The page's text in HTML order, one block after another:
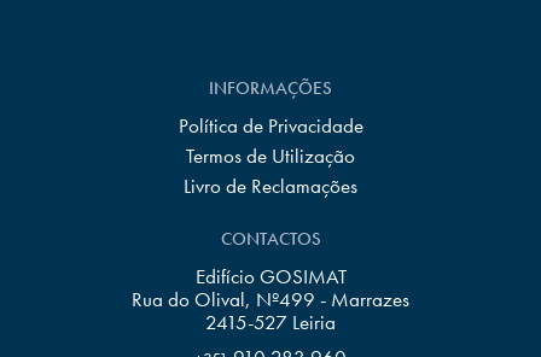
INFORMAÇÕES
Política de Privacidade
Termos de Utilização
Livro de Reclamações
CONTACTOS
Edifício GOSIMAT
Rua do Olival, Nº499 - Marrazes
2415-527 Leiria